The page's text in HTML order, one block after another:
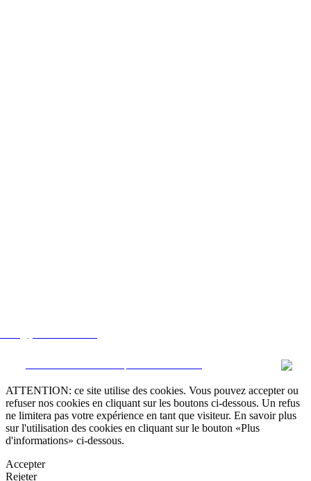
ATTENTION: ce site utilise des cookies. Vous pouvez accepter ou
refuser nos cookies en cliquant sur les boutons ci-dessous. Un refus
ne limitera pas votre expérience en tant que visiteur. En savoir plus
sur l'utilisation des cookies en cliquant sur le bouton «Plus
d'informations» ci-dessous.
Accepter
Rejeter